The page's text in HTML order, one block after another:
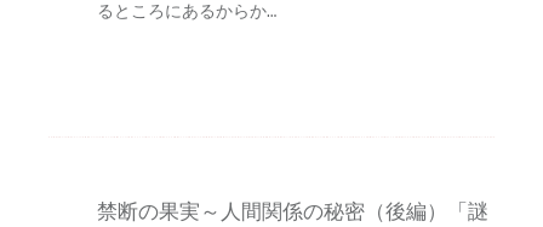
るところにあるからか…
禁断の果実～人間関係の秘密（後編）「謎